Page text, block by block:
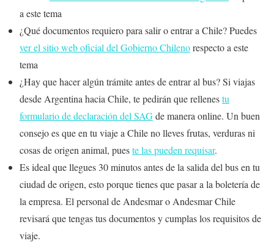
a este tema
¿Qué documentos requiero para salir o entrar a Chile? Puedes
ver el sitio web oficial del Gobierno Chilenorespecto a este
tema
¿Hay que hacer algún trámite antes de entrar al bus? Si viajas
desde Argentina hacia Chile, te pedirán que rellenestu
formulario de declaración del SAGde manera online. Un buen
consejo es que en tu viaje a Chile no lleves frutas, verduras ni
cosas de origen animal, pueste las pueden requisar.
Es ideal que llegues 30 minutos antes de la salida del bus en tu
ciudad de origen, esto porque tienes que pasar a la boletería de
la empresa. El personal de Andesmar o Andesmar Chile
revisará que tengas tus documentos y cumplas los requisitos de
viaje.